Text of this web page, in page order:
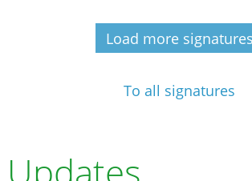
Load more signatures
To all signatures